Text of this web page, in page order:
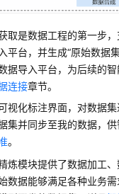
取是数据工程的第一步
平台，并生成“原始数据
据导入平台，为后续的
连接章节。
视化标注界面，对数据
集并同步至我的数据，
。
炼模块提供了数据加工
数据能够满足各种业务